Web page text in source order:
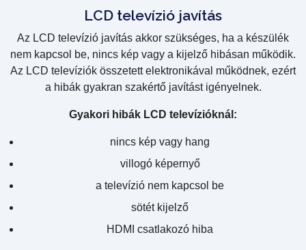
LCD televízió javítás
Az LCD televízió javítás akkor szükséges, ha a készülék
nem kapcsol be, nincs kép vagy a kijelző hibásan működik.
Az LCD televíziók összetett elektronikával működnek, ezért
a hibák gyakran szakértő javítást igényelnek.
Gyakori hibák LCD televízióknál:
nincs kép vagy hang
villogó képernyő
a televízió nem kapcsol be
sötét kijelző
HDMI csatlakozó hiba